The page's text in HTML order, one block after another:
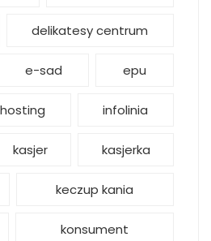
delikatesy centrum
e-sad epu
hosting infolinia
kasjer kasjerka
keczup kania
konsument